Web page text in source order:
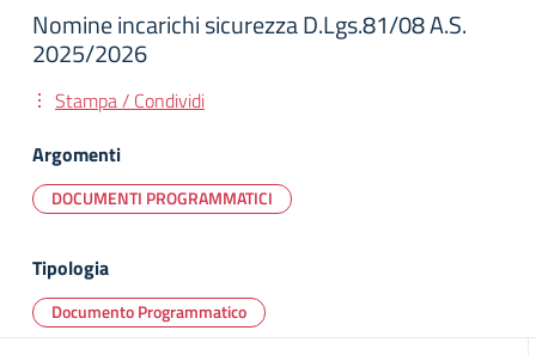
Nomine incarichi sicurezza D.Lgs.81/08 A.S.
2025/2026
Stampa / Condividi
Argomenti
DOCUMENTI PROGRAMMATICI
Tipologia
Documento Programmatico